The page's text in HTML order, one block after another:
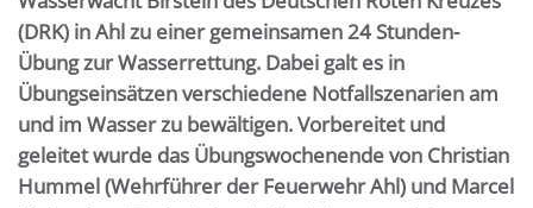
(DRK) in Ahl zu einer gemeinsamen 24 Stunden-
Übung zur Wasserrettung. Dabei galt es in
Übungseinsätzen verschiedene Notfallszenarien am
und im Wasser zu bewältigen. Vorbereitet und
geleitet wurde das Übungswochenende von Christian
Hummel (Wehrführer der Feuerwehr Ahl) und Marcel